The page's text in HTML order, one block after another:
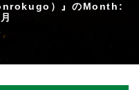
）』のMonth: